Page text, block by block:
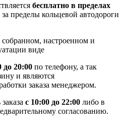
бесплатно в пределах
пределы кольцевой автодороги
настроенном и
виде
до 20:00 по телефону, а так
и являются
заказа менеджером.
с 10:00 до 22:00 либо в
согласованию.